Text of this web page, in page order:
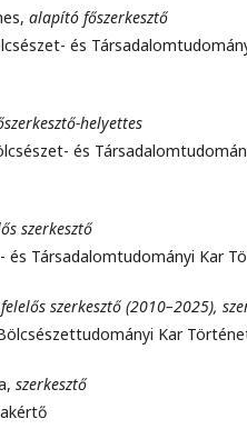
alapító főszerkesztő
és
helyettes
és
szerkesztő
és Társadalomtudományi Kar
szerkesztő (2010–2025),
Kar
szerkesztő